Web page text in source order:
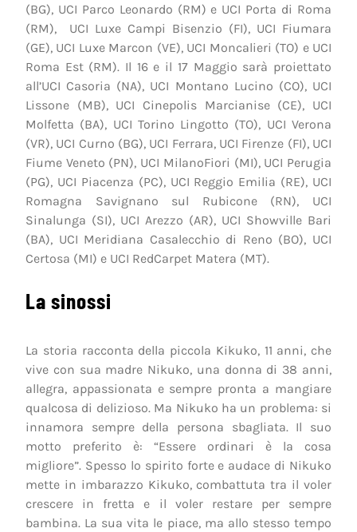
(BG), UCI Parco Leonardo (RM) e UCI Porta di Roma
(RM), UCI Luxe Campi Bisenzio (FI), UCI Fiumara
(GE), UCI Luxe Marcon (VE), UCI Moncalieri (TO) e UCI
Roma Est (RM). Il 16 e il 17 Maggio sarà proiettato
all’UCI Casoria (NA), UCI Montano Lucino (CO), UCI
Lissone (MB), UCI Cinepolis Marcianise (CE), UCI
Molfetta (BA), UCI Torino Lingotto (TO), UCI Verona
(VR), UCI Curno (BG), UCI Ferrara, UCI Firenze (FI), UCI
Fiume Veneto (PN), UCI MilanoFiori (MI), UCI Perugia
(PG), UCI Piacenza (PC), UCI Reggio Emilia (RE), UCI
Romagna Savignano sul Rubicone (RN), UCI
Sinalunga (SI), UCI Arezzo (AR), UCI Showville Bari
(BA), UCI Meridiana Casalecchio di Reno (BO), UCI
Certosa (MI) e UCI RedCarpet Matera (MT).
La sinossi
La storia racconta della piccola Kikuko, 11 anni, che
vive con sua madre Nikuko, una donna di 38 anni,
allegra, appassionata e sempre pronta a mangiare
qualcosa di delizioso. Ma Nikuko ha un problema: si
innamora sempre della persona sbagliata. Il suo
motto preferito è: “Essere ordinari è la cosa
migliore”. Spesso lo spirito forte e audace di Nikuko
mette in imbarazzo Kikuko, combattuta tra il voler
crescere in fretta e il voler restare per sempre
bambina. La sua vita le piace, ma allo stesso tempo